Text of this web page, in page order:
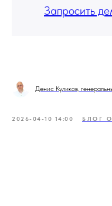
Запросить
Денис Куликов,
2026-04-10 14:00 БЛОГ